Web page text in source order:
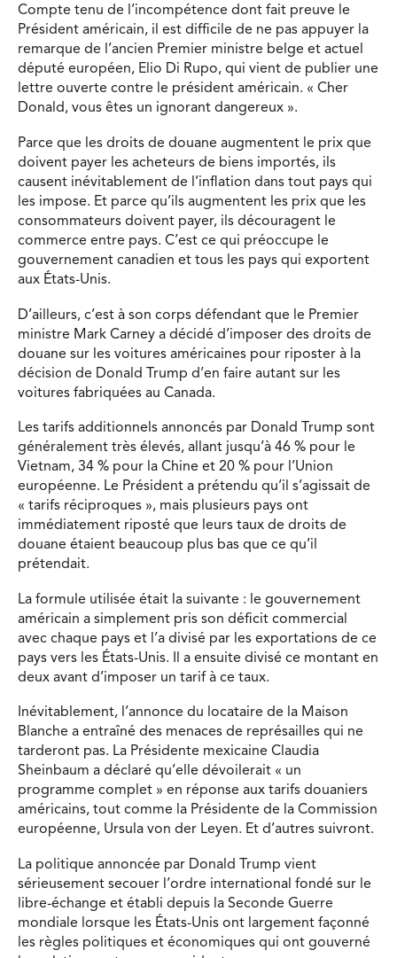
Compte tenu de l’incompétence dont fait preuve le
Président américain, il est difficile de ne pas appuyer la
remarque de l’ancien Premier ministre belge et actuel
député européen, Elio Di Rupo, qui vient de publier une
lettre ouverte contre le président américain. « Cher
Donald, vous êtes un ignorant dangereux ».
Parce que les droits de douane augmentent le prix que
doivent payer les acheteurs de biens importés, ils
causent inévitablement de l’inflation dans tout pays qui
les impose. Et parce qu’ils augmentent les prix que les
consommateurs doivent payer, ils découragent le
commerce entre pays. C’est ce qui préoccupe le
gouvernement canadien et tous les pays qui exportent
aux États-Unis.
D’ailleurs, c’est à son corps défendant que le Premier
ministre Mark Carney a décidé d’imposer des droits de
douane sur les voitures américaines pour riposter à la
décision de Donald Trump d’en faire autant sur les
voitures fabriquées au Canada.
Les tarifs additionnels annoncés par Donald Trump sont
généralement très élevés, allant jusqu’à 46 % pour le
Vietnam, 34 % pour la Chine et 20 % pour l’Union
européenne. Le Président a prétendu qu’il s’agissait de
« tarifs réciproques », mais plusieurs pays ont
immédiatement riposté que leurs taux de droits de
douane étaient beaucoup plus bas que ce qu’il
prétendait.
La formule utilisée était la suivante : le gouvernement
américain a simplement pris son déficit commercial
avec chaque pays et l’a divisé par les exportations de ce
pays vers les États-Unis. Il a ensuite divisé ce montant en
deux avant d’imposer un tarif à ce taux.
Inévitablement, l’annonce du locataire de la Maison
Blanche a entraîné des menaces de représailles qui ne
tarderont pas. La Présidente mexicaine Claudia
Sheinbaum a déclaré qu’elle dévoilerait « un
programme complet » en réponse aux tarifs douaniers
américains, tout comme la Présidente de la Commission
européenne, Ursula von der Leyen. Et d’autres suivront.
La politique annoncée par Donald Trump vient
sérieusement secouer l’ordre international fondé sur le
libre-échange et établi depuis la Seconde Guerre
mondiale lorsque les États-Unis ont largement façonné
les règles politiques et économiques qui ont gouverné